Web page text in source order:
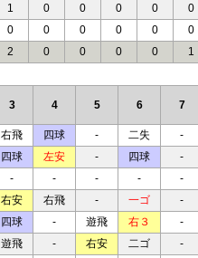
1 0 0 0 0 0
0 0 0 0 0 0
2 0 0 0 0 1
3 4 5 6 7
右飛 四球 - 二失 -
四球 左安 - 四球 -
- - - - -
右安 右飛 - 一ゴ -
四球 - 遊飛 右３ -
遊飛 - 右安 二ゴ -